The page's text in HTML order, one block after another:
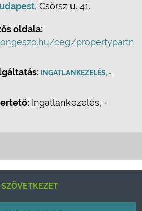
, Csörsz u. 41.
oldala:
ceg/propertypartn
INGATLANKEZELÉS, -
Ingatlankezelés, -